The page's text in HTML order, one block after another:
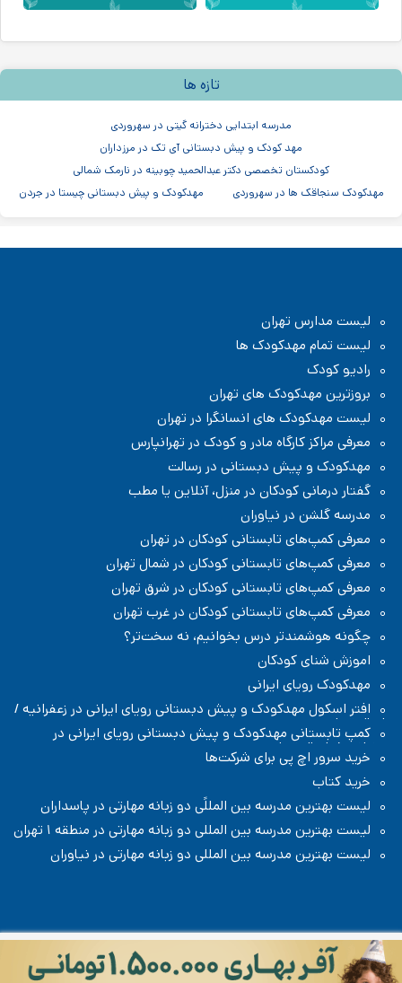
تازه ها
مدرسه ابتدایی دخترانه گیتی در سهروردی
مهد کودک و پیش دبستانی آی تک در مرزداران
کودکستان تخصصی دکتر عبدالحمید چوبینه در نارمک شمالی
مهدکودک سنجاقک ها در سهروردی
مهدکودک و پیش دبستانی چیستا در جردن
لیست مدارس تهران
لیست تمام مهدکودک ها
رادیو کودک
بروزترین مهدکودک های تهران
لیست مهدکودک های انسانگرا در تهران
معرفی مراکز کارگاه مادر و کودک در تهرانپارس
مهدکودک و پیش دبستانی در رسالت
گفتار درمانی کودکان در منزل، آنلاین یا مطب
مدرسه گلشن در نیاوران
معرفی کمپ‌های تابستانی کودکان در تهران
معرفی کمپ‌های تابستانی کودکان در شمال تهران
معرفی کمپ‌های تابستانی کودکان در شرق تهران
معرفی کمپ‌های تابستانی کودکان در غرب تهران
چگونه هوشمندتر درس بخوانیم، نه سخت‌تر؟
اموزش شنای کودکان
مهدکودک رویای ایرانی
افتر اسکول مهدکودک و پیش دبستانی رویای ایرانی در زعفرانیه /
شمال تهران
کمپ تابستانی مهدکودک و پیش دبستانی رویای ایرانی در
زعفرانیه / شمال تهران
خرید سرور اچ پی برای شرکت‌ها
خرید کتاب
لیست بهترین مدرسه بین المللًی دو زبانه مهارتی در پاسداران
لیست بهترین مدرسه بین المللی دو زبانه مهارتی در منطقه ۱ تهران
لیست بهترین مدرسه بین المللی دو زبانه مهارتی در نیاوران
تمامی حقوق مطالب و تصاویر تولیدی این سایت متعلق به سایت رادیو
کودک است، هرگونه کپی برداری با ذکر نام سایت و لینک به آن براساس